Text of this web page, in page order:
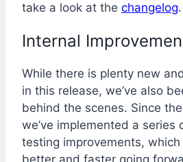
take a look at the changelog.
Internal
While there is plenty new
in this release, we’ve also
behind the scenes. Since
we’ve implemented a series
testing improvements,
better and faster going